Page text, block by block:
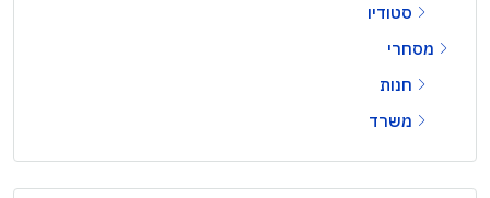
סטודיו
מסחרי
חנות
משרד